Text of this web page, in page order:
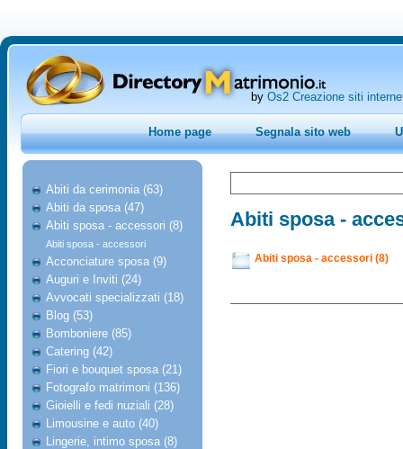
by Os2 Creazione siti
Home page Segnala sito web
Abiti da cerimonia (63)
Abiti da sposa (47)
Abiti sposa - accessori (8)
Abiti sposa - accessori
Acconciature sposa (9)
Auguri e Inviti (24)
Avvocati specializzati (18)
Blog (53)
Bomboniere (85)
Catering (42)
Fiori e bouquet sposa (21)
Fotografo matrimoni (136)
Gioielli e fedi nuziali (28)
Limousine e auto (40)
Lingerie, intimo sposa (8)
Abiti sposa -
Abiti sposa - accessori (8)